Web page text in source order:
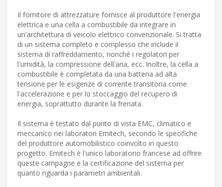
Il fornitore di attrezzature fornisce al produttore l'energia
elettrica e una cella a combustibile da integrare in
un'architettura di veicolo elettrico convenzionale. Si tratta
di un sistema completo e complesso che include il
sistema di raffreddamento, nonché i regolatori per
l'umidità, la compressione dell'aria, ecc. Inoltre, la cella a
combustibile è completata da una batteria ad alta
tensione per le esigenze di corrente transitoria come
l'accelerazione e per lo stoccaggio del recupero di
energia, soprattutto durante la frenata.
Il sistema è testato dal punto di vista EMC, climatico e
meccanico nei laboratori Emitech, secondo le specifiche
del produttore automobilistico coinvolto in questo
progetto. Emitech è l'unico laboratorio francese ad offrire
queste campagne e la certificazione del sistema per
quanto riguarda i parametri ambientali.